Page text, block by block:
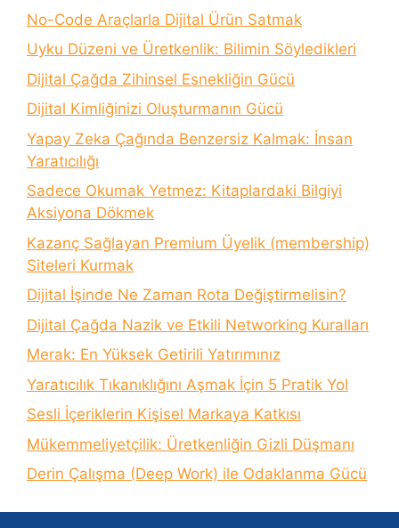
No-Code Araçlarla Dijital Ürün Satmak
Uyku Düzeni ve Üretkenlik: Bilimin Söyledikleri
Dijital Çağda Zihinsel Esnekliğin Gücü
Dijital Kimliğinizi Oluşturmanın Gücü
Yapay Zeka Çağında Benzersiz Kalmak: İnsan
Yaratıcılığı
Sadece Okumak Yetmez: Kitaplardaki Bilgiyi
Aksiyona Dökmek
Kazanç Sağlayan Premium Üyelik (membership)
Siteleri Kurmak
Dijital İşinde Ne Zaman Rota Değiştirmelisin?
Dijital Çağda Nazik ve Etkili Networking Kuralları
Merak: En Yüksek Getirili Yatırımınız
Yaratıcılık Tıkanıklığını Aşmak İçin 5 Pratik Yol
Sesli İçeriklerin Kişisel Markaya Katkısı
Mükemmeliyetçilik: Üretkenliğin Gizli Düşmanı
Derin Çalışma (Deep Work) ile Odaklanma Gücü